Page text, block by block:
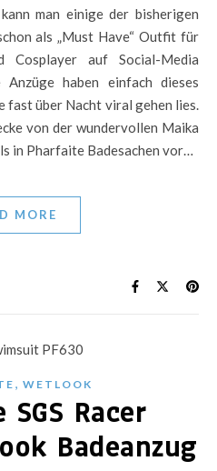
man einige der bisherigen
als „Must Have“ Outfit für
Cosplayer auf Social-Media
Anzüge haben einfach dieses
fast über Nacht viral gehen lies.
von der wundervollen Maika
in Pharfaite Badesachen vor…
MORE
, WETLOOK
Racer
Badeanzug